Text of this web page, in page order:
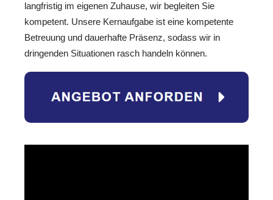
langfristig im eigenen Zuhause, wir begleiten Sie
kompetent. Unsere Kernaufgabe ist eine kompetente
Betreuung und dauerhafte Präsenz, sodass wir in
dringenden Situationen rasch handeln können.